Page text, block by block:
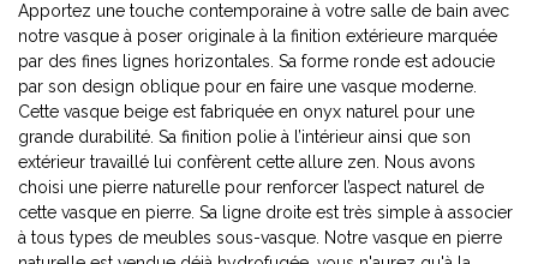
Apportez une touche contemporaine à votre salle de bain avec
notre vasque à poser originale à la finition extérieure marquée
par des fines lignes horizontales. Sa forme ronde est adoucie
par son design oblique pour en faire une vasque moderne.
Cette vasque beige est fabriquée en onyx naturel pour une
grande durabilité. Sa finition polie à l’intérieur ainsi que son
extérieur travaillé lui confèrent cette allure zen. Nous avons
choisi une pierre naturelle pour renforcer l’aspect naturel de
cette vasque en pierre. Sa ligne droite est très simple à associer
à tous types de meubles sous-vasque. Notre vasque en pierre